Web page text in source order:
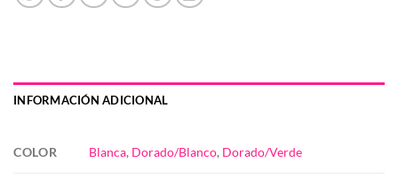
INFORMACIÓN ADICIONAL
COLOR Blanca, Dorado/Blanco, Dorado/Verde